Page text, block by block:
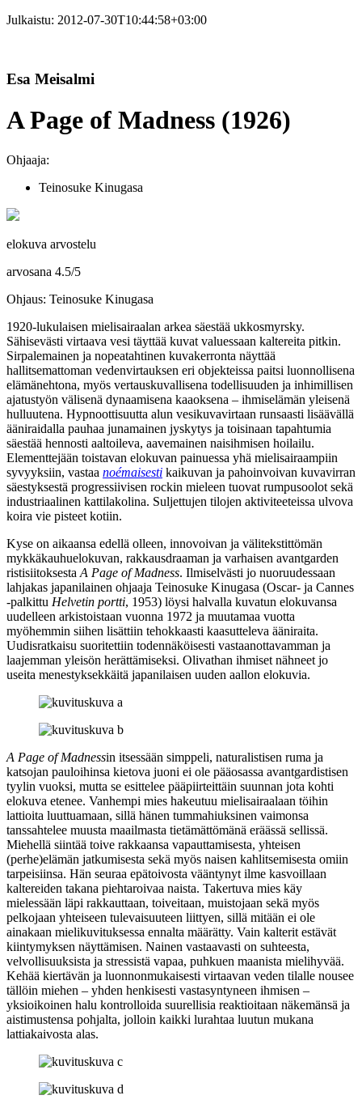
Julkaistu: 2012-07-30T10:44:58+03:00
Esa Meisalmi
A Page of Madness (1926)
Ohjaaja:
Teinosuke Kinugasa
elokuva arvostelu
arvosana 4.5/5
Ohjaus: Teinosuke Kinugasa
1920‑lukulaisen mielisairaalan arkea säestää ukkosmyrsky.
Sähisevästi virtaava vesi täyttää kuvat valuessaan kaltereita pitkin.
Sirpalemainen ja nopeatahtinen kuvakerronta näyttää
hallitsemattoman vedenvirtauksen eri objekteissa paitsi luonnollisena
elämänehtona, myös vertauskuvallisena todellisuuden ja inhimillisen
ajatustyön välisenä dynaamisena kaaoksena – ihmiselämän yleisenä
hulluutena. Hypnoottisuutta alun vesikuvavirtaan runsaasti lisäävällä
ääniraidalla pauhaa junamainen jyskytys ja toisinaan tapahtumia
säestää hennosti aaltoileva, aavemainen naisihmisen hoilailu.
Elementtejään toistavan elokuvan painuessa yhä mielisairaampiin
syvyyksiin, vastaa noémaisesti kaikuvan ja pahoinvoivan kuvavirran
säestyksestä progressiivisen rockin mieleen tuovat rumpusoolot sekä
industriaalinen kattilakolina. Suljettujen tilojen aktiviteeteissa ulvova
koira vie pisteet kotiin.
Kyse on aikaansa edellä olleen, innovoivan ja välitekstittömän
mykkäkauhuelokuvan, rakkausdraaman ja varhaisen avantgarden
ristisiitoksesta A Page of Madness. Ilmiselvästi jo nuoruudessaan
lahjakas japanilainen ohjaaja Teinosuke Kinugasa (Oscar‑ ja Cannes
‑palkittu Helvetin portti, 1953) löysi halvalla kuvatun elokuvansa
uudelleen arkistoistaan vuonna 1972 ja muutamaa vuotta
myöhemmin siihen lisättiin tehokkaasti kaasutteleva ääniraita.
Uudisratkaisu suoritettiin todennäköisesti vastaanottavamman ja
laajemman yleisön herättämiseksi. Olivathan ihmiset nähneet jo
useita menestyksekkäitä japanilaisen uuden aallon elokuvia.
A Page of Madnessin itsessään simppeli, naturalistisen ruma ja
katsojan pauloihinsa kietova juoni ei ole pääosassa avantgardistisen
tyylin vuoksi, mutta se esittelee pääpiirteittäin suunnan jota kohti
elokuva etenee. Vanhempi mies hakeutuu mielisairaalaan töihin
lattioita luuttuamaan, sillä hänen tummahiuksinen vaimonsa
tanssahtelee muusta maailmasta tietämättömänä eräässä sellissä.
Miehellä siintää toive rakkaansa vapauttamisesta, yhteisen
(perhe)elämän jatkumisesta sekä myös naisen kahlitsemisesta omiin
tarpeisiinsa. Hän seuraa epätoivosta vääntynyt ilme kasvoillaan
kaltereiden takana piehtaroivaa naista. Takertuva mies käy
mielessään läpi rakkauttaan, toiveitaan, muistojaan sekä myös
pelkojaan yhteiseen tulevaisuuteen liittyen, sillä mitään ei ole
ainakaan mielikuvituksessa ennalta määrätty. Vain kalterit estävät
kiintymyksen näyttämisen. Nainen vastaavasti on suhteesta,
velvollisuuksista ja stressistä vapaa, puhkuen maanista mielihyvää.
Kehää kiertävän ja luonnonmukaisesti virtaavan veden tilalle nousee
tällöin miehen – yhden henkisesti vastasyntyneen ihmisen –
yksioikoinen halu kontrolloida suurellisia reaktioitaan näkemänsä ja
aistimustensa pohjalta, jolloin kaikki lurahtaa luutun mukana
lattiakaivosta alas.